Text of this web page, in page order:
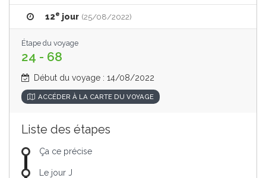
12e jour (25/08/2022)
Étape du voyage
24 - 68
Début du voyage : 14/08/2022
ACCÉDER À LA CARTE DU VOYAGE
Liste des étapes
Ça ce précise
Le jour J